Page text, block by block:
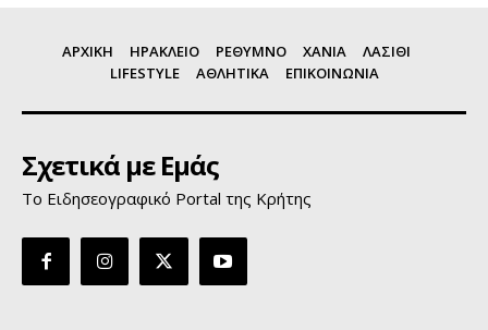
ΑΡΧΙΚΗ ΗΡΑΚΛΕΙΟ ΡΕΘΥΜΝΟ ΧΑΝΙΑ
ΛΑΣΙΘΙ
LIFESTYLE
ΑΘΛΗΤΙΚΑ ΕΠΙΚΟΙΝΩΝΙΑ
Σχετικά με Εμάς
Το Ειδησεογραφικό Portal της Κρήτης